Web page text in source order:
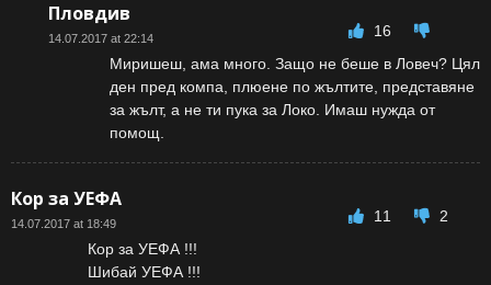
Пловдив
14.07.2017 at 22:14
16
Миришеш, ама много. Защо не беше в Ловеч? Цял
ден пред компа, плюене по жълтите, представяне
за жълт, а не ти пука за Локо. Имаш нужда от
помощ.
Кор за УЕФА
14.07.2017 at 18:49 11
2
Кор за УЕФА !!!
Шибай УЕФА !!!